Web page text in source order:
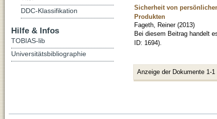
Sicherheit von
Produkten
Fageth, Reiner (2013)
Bei diesem Beitrag handelt
ID: 1694).
Anzeige der Dokumente 1-1
DDC-Klassifikation
Hilfe & Infos
TOBIAS-lib
Universitätsbibliographie